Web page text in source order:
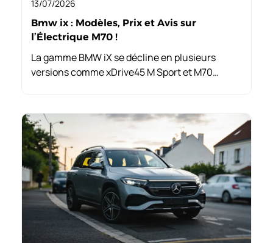
13/07/2026
Bmw ix : Modèles, Prix et Avis sur
l’Électrique M70 !
La gamme BMW iX se décline en plusieurs
versions comme xDrive45 M Sport et M70
diversité pour chaque conducteur.